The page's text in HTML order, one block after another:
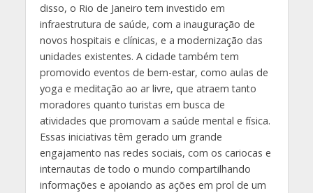
disso, o Rio de Janeiro tem investido em
infraestrutura de saúde, com a inauguração de
novos hospitais e clínicas, e a modernização das
unidades existentes. A cidade também tem
promovido eventos de bem-estar, como aulas de
yoga e meditação ao ar livre, que atraem tanto
moradores quanto turistas em busca de
atividades que promovam a saúde mental e física.
Essas iniciativas têm gerado um grande
engajamento nas redes sociais, com os cariocas e
internautas de todo o mundo compartilhando
informações e apoiando as ações em prol de um